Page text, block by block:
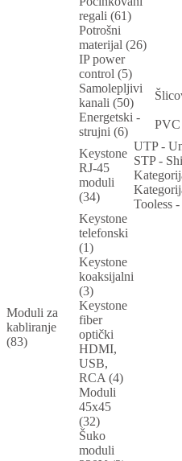
regali (61)
Potrošni
materijal (26)
IP power
control (5)
Samolepljivi
kanali (50)
Energetski -
strujni (6)
PVC
Moduli za
kabliranje
(83)
Keystone
RJ-45
moduli
(34)
UTP -
STP -
Tooless
Keystone
telefonski
(1)
Keystone
koaksijalni
(3)
Keystone
fiber
optički
HDMI,
USB,
RCA (4)
Moduli
45x45
(32)
Šuko
moduli